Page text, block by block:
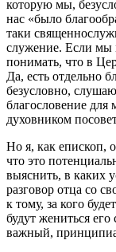
которую мы,
нас «было
таки
служение. Если
понимать, что в
Да, есть отдельно
безусловно,
благословение для
духовником
Но я, как епископ,
что это
выяснить, в каких
разговор отца со
к тому, за кого
будут жениться
важный,